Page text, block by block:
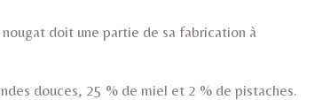
doit une partie de sa fabrication à
douces, 25 % de miel et 2 % de pistaches.